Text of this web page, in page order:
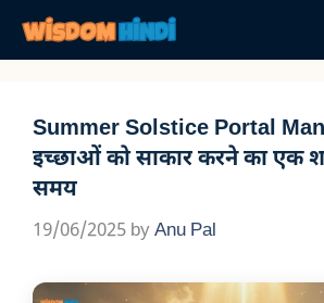
content
Summer Solstice Portal
इच्छाओं को साकार करने का एक
समय
19/06/2025 byAnu Pal